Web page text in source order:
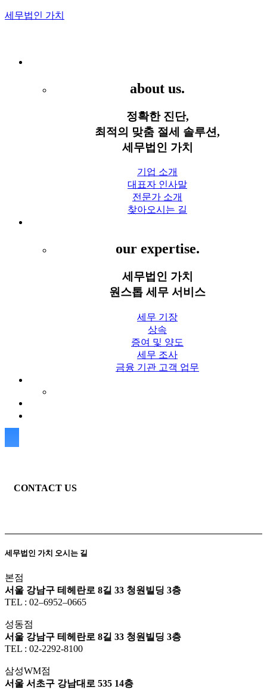
세무법인 가치
about us.
정확한 진단,
최적의 맞춤 절세 솔루션,
세무법인 가치
기업 소개
대표자 인사말
전문가 소개
찾아오시는 길
our expertise.
세무법인 가치
원스톱 세무 서비스
세무 기장
상속
증여 및 양도
세무 조사
금융 기관 고객 업무
CONTACT US
세무법인 가치 오시는 길
본점
서울 강남구 테헤란로 8길 33 청원빌딩 3층
TEL : 02–6952–0665
성동점
서울 강남구 테헤란로 8길 33 청원빌딩 3층
TEL : 02-2292-8100
삼성WM점
서울 서초구 강남대로 535 14층